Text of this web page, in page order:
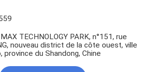
TECHNOLOGY PARK, n°151, rue
nouveau district de la côte ouest, ville
province du Shandong, Chine